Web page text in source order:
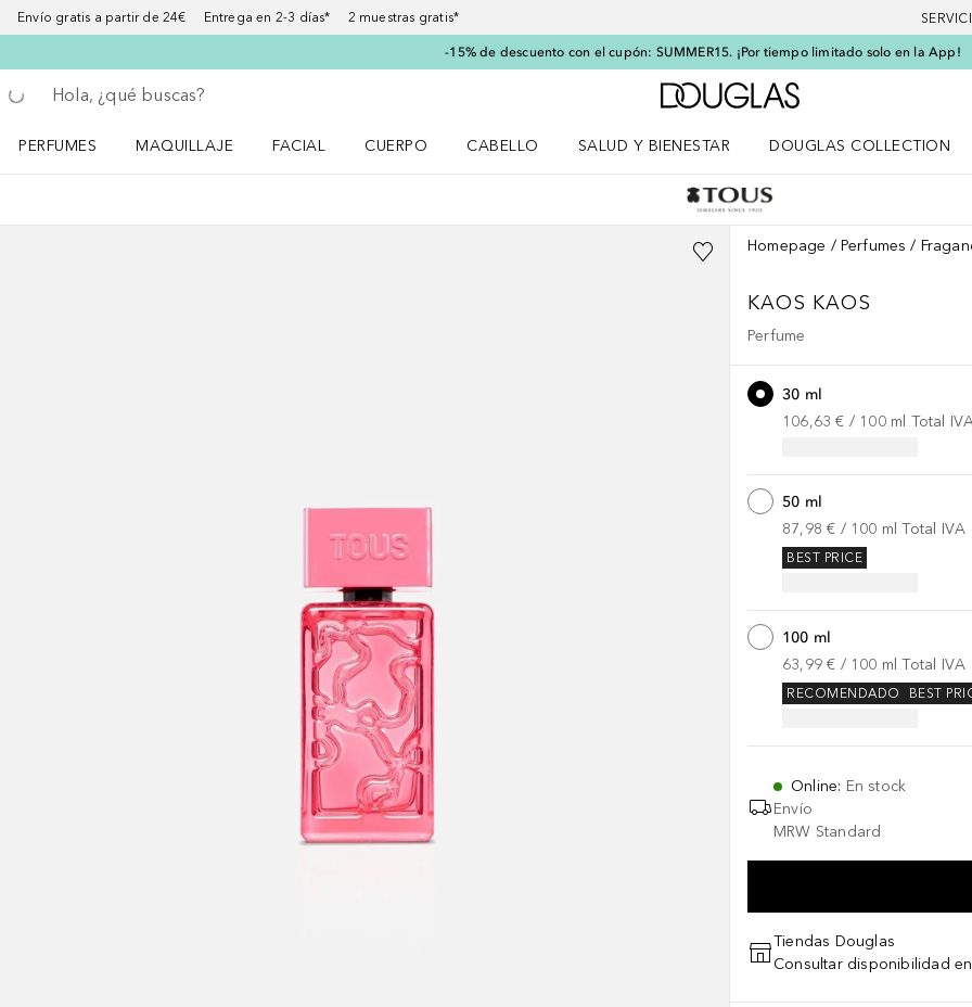
Envío gratis a partir de 24€ Entrega en 2-3 días* 2 muestras gratis*
-15% de descuento con el cupón: SUMMER15. ¡Por tiempo limitado solo en la App!
Regresar
Ejecutar búsqueda
A Douglas Home
PERFUMES
MAQUILLAJE
FACIAL
CUERPO
CABELLO
SALUD Y BIENESTAR
DOUGLAS COLLECTION
Homepage Perfumes
KAOS KAOS
Perfume
30 ml
106,63 € / 100 ml Total
50 ml
87,98 € / 100 ml Total IVA
BEST PRICE
100 ml
63,99 € / 100 ml Total IVA
BEST
RECOMENDADO
Online: En stock
Envío
MRW Standard
Tiendas Douglas
Consultar disponibilidad